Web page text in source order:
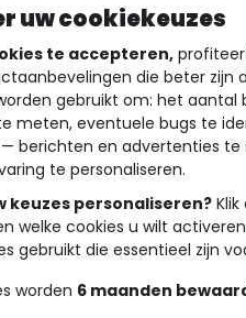
®
jongensjeans
uw cookiekeuzes
te accepteren,
die beter zijn
gebruikt om: het aantal
meten, eventuele bugs te
berichten en advertenties te
te personaliseren.
keuzes personaliseren?
welke cookies u wilt
gebruikt die essentieel zijn
worden 6 maanden